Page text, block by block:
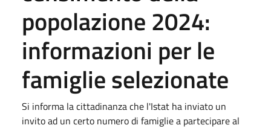
popolazione 2024:
informazioni per le
famiglie selezionate
Si informa la cittadinanza che l'Istat ha inviato un
invito ad un certo numero di famiglie a partecipare al